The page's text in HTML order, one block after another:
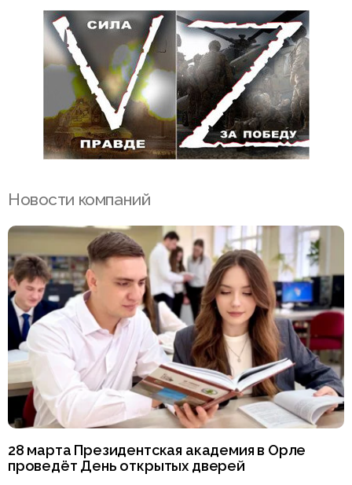
Новости компаний
28 марта Президентская академия в Орле
проведёт День открытых дверей